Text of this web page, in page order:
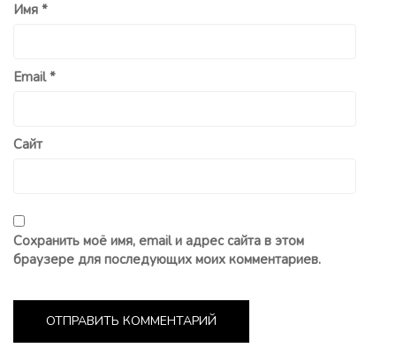
Имя *
Email*
Сайт
Сохранить моё имя, email и адрес сайта в этом
браузере для последующих моих комментариев.